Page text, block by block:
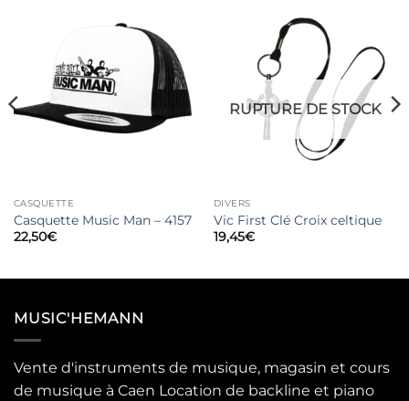
CASQUETTE
Casquette Music Man – 4157
22,50€
RUPTURE DE STOCK
DIVERS
Vic First Clé Croix celtique
19,45€
MUSIC'HEMANN
Vente d'instruments de musique, magasin et cours
de musique à Caen Location de backline et piano